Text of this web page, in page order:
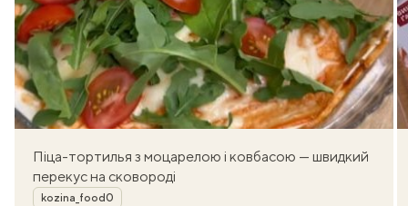
Піца-тортилья з моцарелою і ковбасою — швидкий
перекус на сковороді
Автор
kozina_food0